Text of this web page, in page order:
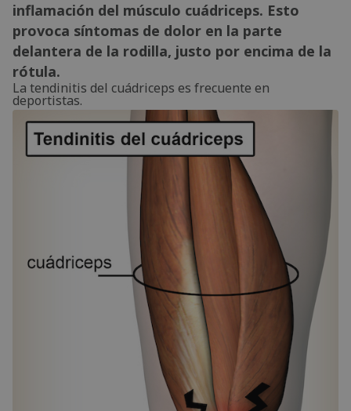
inflamación del músculo cuádriceps. Esto
provoca síntomas de dolor en la parte
delantera de la rodilla, justo por encima de la
rótula.
La tendinitis del cuádriceps es frecuente en
deportistas.